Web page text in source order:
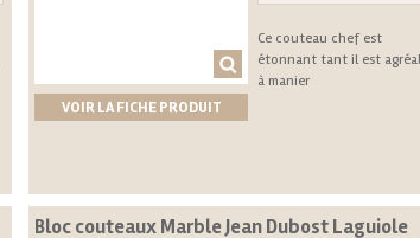
VOIR LA FICHE PRODUIT
Ce couteau chef est
étonnant tant il est
à manier
Bloc couteaux Marble Jean Dubost Laguiole